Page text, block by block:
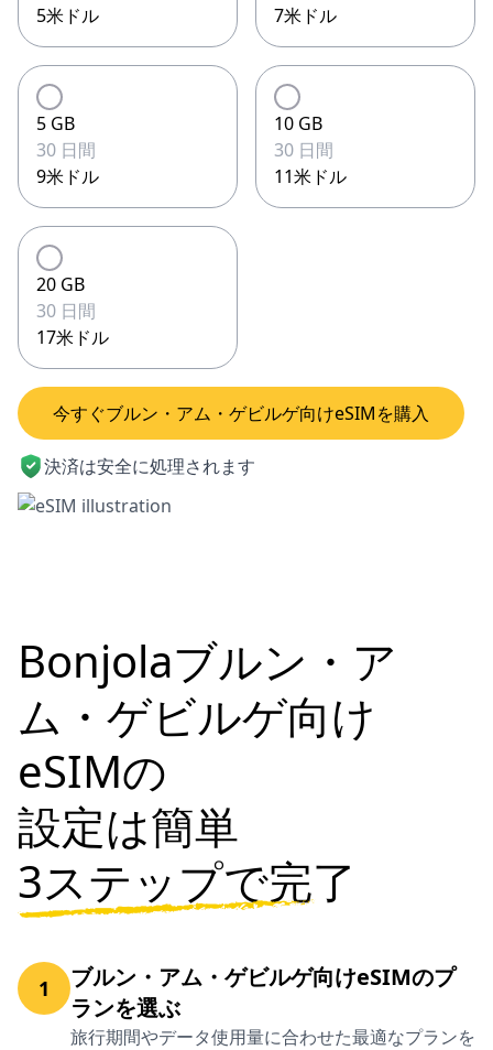
5米ドル
7米ドル
5 GB
30 日間
9米ドル
10 GB
30 日間
11米ドル
20 GB
30 日間
17米ドル
今すぐブルン・アム・ゲビルゲ向けeSIMを購入
決済は安全に処理されます
Bonjolaブルン・ア
ム・ゲビルゲ向け
eSIMの
設定は簡単
3ステップで完了
1
ブルン・アム・ゲビルゲ向けeSIMのプ
ランを選ぶ
旅行期間やデータ使用量に合わせた最適なプランを